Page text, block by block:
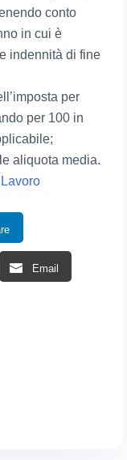
conto
in cui è
indennità di fine
per
per 100 in
aliquota media.
Email